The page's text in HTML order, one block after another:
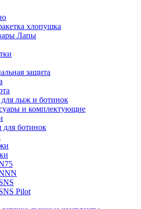
хлопушка
Лапы
защита
для лыж и ботинок
и комплектующие
ботинок
Pilot